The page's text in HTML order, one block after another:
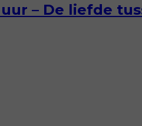
– De liefde